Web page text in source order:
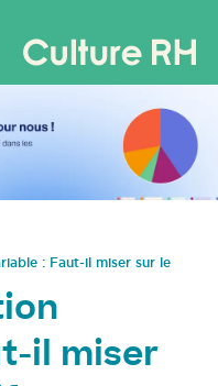
: Faut-il miser sur le
il miser